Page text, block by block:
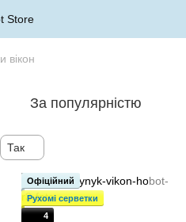
вікон
За популярністю
Так
Офіційний
Рухомі серветки
4